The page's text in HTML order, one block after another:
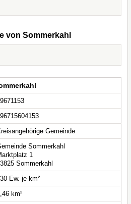
von Sommerkahl
Gemeinde
Sommerkahl
1
Sommerkahl
Ew. je km²
km²